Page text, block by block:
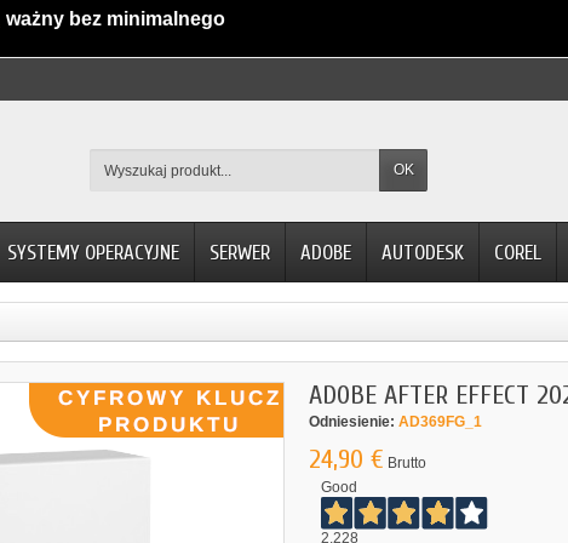
ważny bez minimalnego
OK
SYSTEMY OPERACYJNE SERWER ADOBE AUTODESK COREL
ADOBE AFTER EFFECT
Odniesienie: AD369FG_1
24,90 € Brutto
Good
2.228